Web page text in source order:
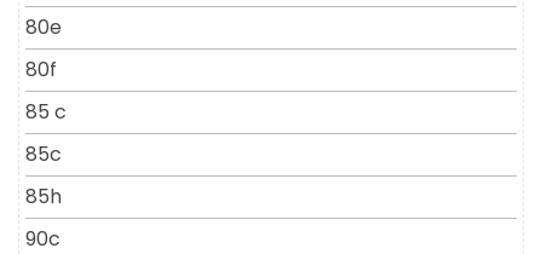
80e
80f
85 c
85c
85h
90c